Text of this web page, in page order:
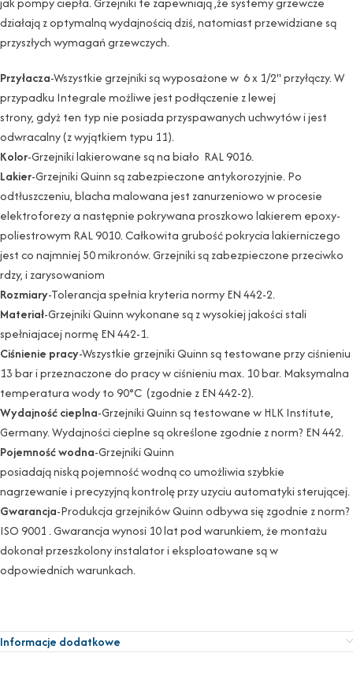
działają z optymalną wydajnością dziś, natomiast przewidziane są
przyszłych wymagań grzewczych.
Przyłacza-Wszystkie grzejniki są wyposażone w 6 x 1/2" przyłączy. W
przypadku Integrale możliwe jest podłączenie z lewej
strony, gdyż ten typ nie posiada przyspawanych uchwytów i jest
odwracalny (z wyjątkiem typu 11).
Kolor-Grzejniki lakierowane są na biało RAL 9016.
Lakier-Grzejniki Quinn są zabezpieczone antykorozyjnie. Po
odtłuszczeniu, blacha malowana jest zanurzeniowo w procesie
elektroforezy a następnie pokrywana proszkowo lakierem epoxy-
poliestrowym RAL 9010. Całkowita grubość pokrycia lakierniczego
jest co najmniej 50 mikronów. Grzejniki są zabezpieczone przeciwko
rdzy, i zarysowaniom
Rozmiary-Tolerancja spełnia kryteria normy EN 442-2.
Materiał-Grzejniki Quinn wykonane są z wysokiej jakości stali
spełniajacej normę EN 442-1.
Ciśnienie pracy-Wszystkie grzejniki Quinn są testowane przy ciśnieniu
13 bar i przeznaczone do pracy w ciśnieniu max. 10 bar. Maksymalna
temperatura wody to 90°C (zgodnie z EN 442-2).
Wydajność cieplna-Grzejniki Quinn są testowane w HLK Institute,
Germany. Wydajności cieplne są określone zgodnie z norm? EN 442.
Pojemność wodna-Grzejniki Quinn
posiadają niską pojemność wodną co umożliwia szybkie
nagrzewanie i precyzyjną kontrolę przy uzyciu automatyki sterującej.
Gwarancja-Produkcja grzejników Quinn odbywa się zgodnie z norm?
ISO 9001 . Gwarancja wynosi 10 lat pod warunkiem, że montażu
dokonał przeszkolony instalator i eksploatowane są w
odpowiednich warunkach.
Informacje dodatkowe